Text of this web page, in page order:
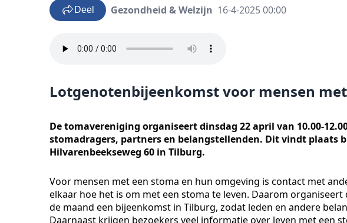
Deel Gezondheid & Welzijn 16-4-2025 00:00
Lotgenotenbijeenkomst voor mensen
De tomavereniging organiseert dinsdag 22 april van 10.00-
stomadragers, partners en belangstellenden. Dit vindt plaats
Hilvarenbeekseweg 60 in Tilburg.
Voor mensen met een stoma en hun omgeving is contact met
elkaar hoe het is om met een stoma te leven. Daarom
de maand een bijeenkomst in Tilburg, zodat leden en andere
Daarnaast krijgen bezoekers veel informatie over leven met een